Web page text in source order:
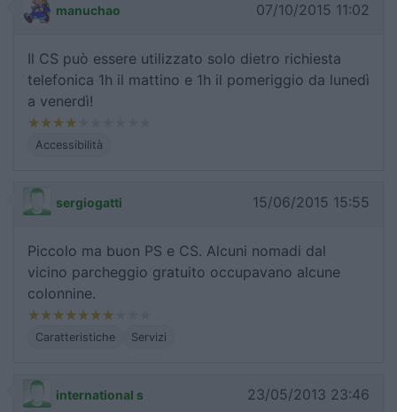
manuchao 07/10/2015 11:02
Il CS può essere utilizzato solo dietro richiesta
telefonica 1h il mattino e 1h il pomeriggio da lunedì
a venerdì!
Accessibilità
sergiogatti 15/06/2015 15:55
Piccolo ma buon PS e CS. Alcuni nomadi dal
vicino parcheggio gratuito occupavano alcune
colonnine.
Caratteristiche Servizi
international s 23/05/2013 23:46